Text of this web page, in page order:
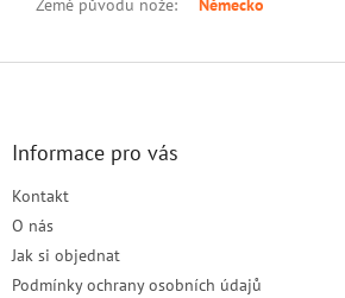
Země původu nože: Německo
Informace pro vás
Kontakt
O nás
Jak si objednat
Podmínky ochrany osobních údajů